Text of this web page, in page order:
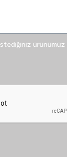
ürünümüz